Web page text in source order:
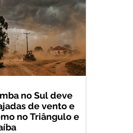
no Sul deve
de vento e
no Triângulo e